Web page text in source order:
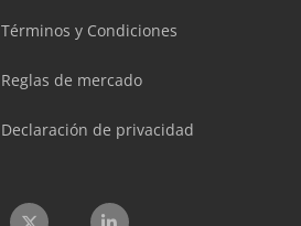
Términos y Condiciones
Reglas de mercado
Declaración de privacidad